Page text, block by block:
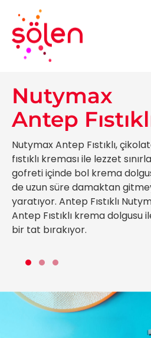
Nutymax
Antep
Nutymax Antep Fıstıklı,
fıstıklı kreması ile lezzet
gofreti içinde bol krema
de uzun süre damaktan
yaratıyor. Antep Fıstıklı
Antep Fıstıklı krema dolgusu
bir tat bırakıyor.